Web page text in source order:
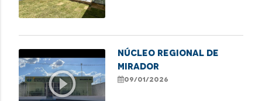
play_circle_outline
NÚCLEO REGIONAL DE
MIRADOR
09/01/2026